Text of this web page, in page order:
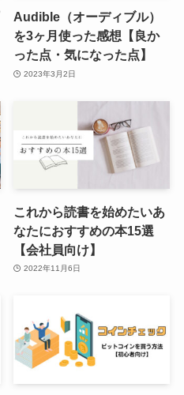
Audible（オーディブル）
を3ヶ月使った感想【良か
った点・気になった点】
2023年3月2日
これから読書を始めたいあ
なたにおすすめの本15選
【会社員向け】
2022年11月6日